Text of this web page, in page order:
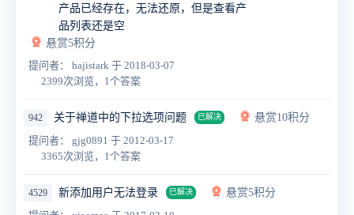
产品已经存在，无法还原，但是查看产
品列表还是空
悬赏5积分
提问者： hajistark 于 2018-03-07
2399次浏览，1个答案
942 关于禅道中的下拉选项问题 已解决
悬赏10积分
提问者： gjg0891 于 2012-03-17
3365次浏览，1个答案
4529 新添加用户无法登录 已解决
悬赏5积分